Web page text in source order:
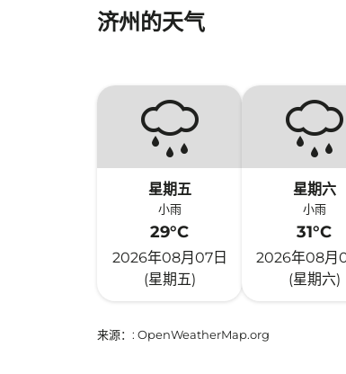
济州的天气
星期五
小雨
29°C
2026年08月07日
(星期五)
星期六
小雨
31°C
2026年08月
(星期六)
来源： : OpenWeatherMap.org